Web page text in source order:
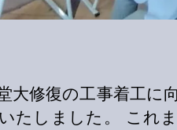
大修復の工事着工に
たしました。 これ